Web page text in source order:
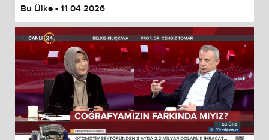
Bu Ülke - 11 04 2026